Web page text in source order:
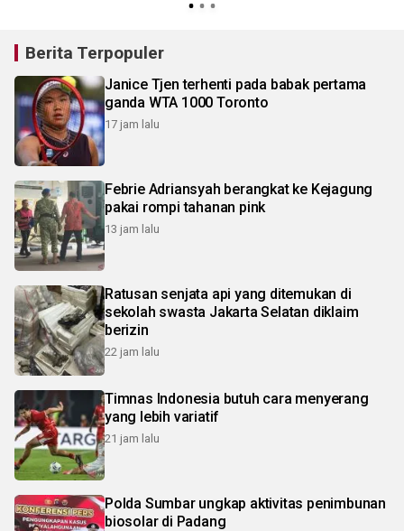
Berita Terpopuler
Janice Tjen terhenti pada babak pertama
ganda WTA 1000 Toronto
17 jam lalu
Febrie Adriansyah berangkat ke Kejagung
pakai rompi tahanan pink
13 jam lalu
Ratusan senjata api yang ditemukan di
sekolah swasta Jakarta Selatan diklaim
berizin
22 jam lalu
Timnas Indonesia butuh cara menyerang
yang lebih variatif
21 jam lalu
Polda Sumbar ungkap aktivitas penimbunan
biosolar di Padang